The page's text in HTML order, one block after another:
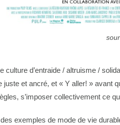
culture d’entraide / altruisme /
et ancré, et « Y aller! »
s’imposer collectivement ce
exemples de mode de vie